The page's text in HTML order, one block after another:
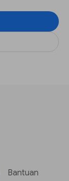
Bantuan